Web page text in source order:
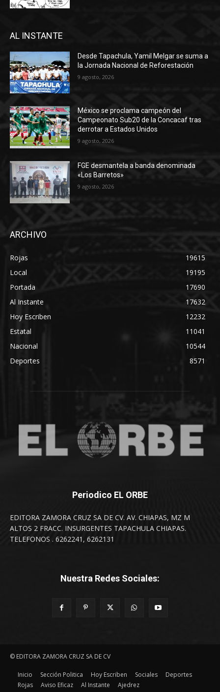
AL INSTANTE
Desde Tapachula, Yamil Melgar se suma a
la Jornada Nacional de Reforestación
9 agosto, 2026
México se proclama campeón del
Campeonato Sub20 de la Concacaf tras
derrotar a Estados Unidos
9 agosto, 2026
FGE desmantela a banda denominada
«Los Barretos»
9 agosto, 2026
ARCHIVO
Rojas
19615
Local
19195
Portada
17690
Al Instante
17632
Hoy Escriben
12232
Estatal
11041
Nacional
10544
Deportes
8571
Periodico EL ORBE
EDITORA ZAMORA CRUZ SA DE CV. AV. CHIAPAS, MZ M
ALTOS 2 FRACC. INSURGENTES TAPACHULA CHIAPAS.
TELEFONOS . 6262241, 6262131
Nuestra Redes Sociales:
© EDITORA ZAMORA CRUZ SA DE CV
Inicio Sección Politica Hoy Escriben Sociales
Deportes
Rojas
Aviso Eficaz Al Instante Ajedrez